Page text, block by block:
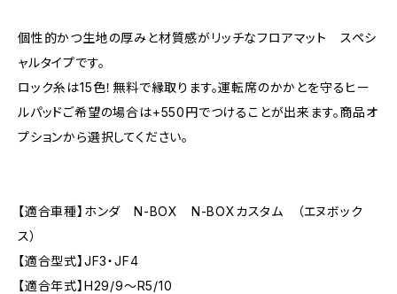
個性的かつ生地の厚みと材質感がリッチなフロアマット スペシ
ャルタイプです。
ロック糸は15色！無料で縁取ります。運転席のかかとを守るヒー
ルパッドご希望の場合は+550円でつけることが出来ます。商品オ
プションから選択してください。
【適合車種】ホンダ N-BOX N-BOXカスタム （エヌボック
ス）
【適合型式】JF3・JF4
【適合年式】H29/9〜R5/10